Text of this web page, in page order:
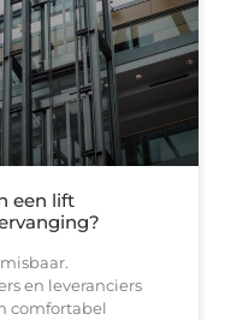
een lift
en leveranciers
comfortabel